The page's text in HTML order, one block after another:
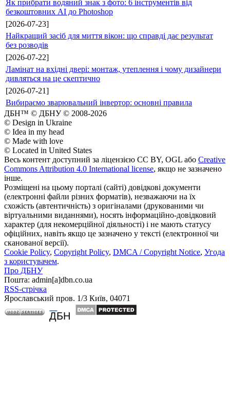
Як прибрати водяний знак з фото: 6 інструментів від
безкоштовних AI до Photoshop
[2026-07-23]
Найкращий засіб для миття вікон: що справді дає результат
без розводів
[2026-07-22]
Ламінат на вхідні двері: монтаж, утеплення і чому дизайнери
дивляться на це скептично
[2026-07-21]
Вибираємо зварювальний інвертор: основні правила
ДБН™ © ДБНУ © 2008-2026
© Design in Ukraine
© Idea in my head
© Made with love
© Located in United States
Весь контент доступний за ліцензією CC BY, OGL або Creative
Commons Attribution 4.0 International license, якщо не зазначено
інше.
Розміщені на цьому порталі (сайті) довідкові документи
(електронні файли різних форматів), незважаючи на їх
схожість (автентичність) з оригіналами (друкованими чи
віртуальними виданнями), носять інформаційно-довідковий
характер (для некомерційної діяльності) і не мають статусу
офіційних, навіть якщо це зазначено у тексті (електронної чи
сканованої версії).
Cookie Policy, Copyright Policy, DMCA / Copyright Notice, Угода
з користувачем.
Про ДБНУ
Пошта: admin[а]dbn.co.ua
RSS-стрічка
Ярославський пров. 1/3 Київ, 04071